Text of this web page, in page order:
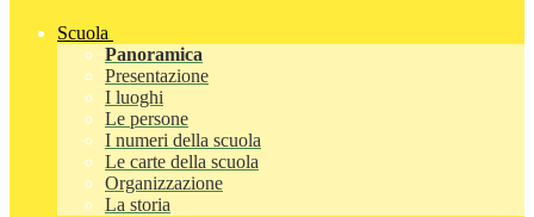
Scuola
Panoramica
Presentazione
I luoghi
Le persone
I numeri della scuola
Le carte della scuola
Organizzazione
La storia